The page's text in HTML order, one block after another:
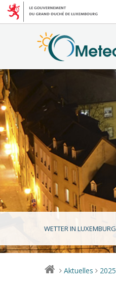
WETTER IN LUXEMBURG
> Aktuelles > 2025